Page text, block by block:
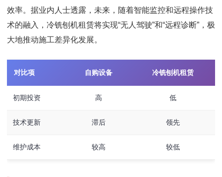
效率。据业内人士透露，未来，随着智能监控和远程操作技
术的融入，冷铣刨机租赁将实现“无人驾驶”和“远程诊断”，极
大地推动施工差异化发展。
对比项 自购设备 冷铣刨机租赁
初期投资 高 低
技术更新 滞后 领先
维护成本 较高 较低